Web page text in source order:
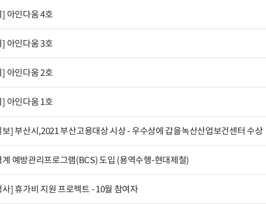
아인다움 4호
아인다움 3호
아인다움 2호
아인다움 1호
] 부산시,2021 부산고용대상 시상 - 우수상에 갑을녹산산업보건센터 수상
예방관리프로그램(BCS) 도입 (용역수행-현대제철)
] 휴가비 지원 프로젝트 - 10월 참여자